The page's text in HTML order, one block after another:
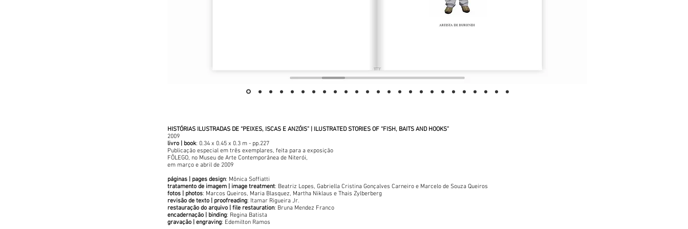
HISTÓRIAS ILUSTRADAS DE “PEIXES, ISCAS E ANZÓIS” | ILUSTRATED STORIES OF “FISH, BAITS AND HOOKS”
2009
livro | book: 0.34 x 0.45 x 0.3 m - pp.227
Publicação especial em três exemplares, feita para a exposição
FÔLEGO, no Museu de Arte Contemporânea de Niterói,
em março e abril de 2009
páginas | pages design: Mônica Soffiatti
tratamento de imagem | image treatment: Beatriz Lopes, Gabriella Cristina Gonçalves Carneiro e Marcelo de Souza Queiros
fotos | photos: Marcos Queiros, Maria Blasquez, Martha Niklaus e Thais Zylberberg
revisão de texto | proofreading: Itamar Rigueira Jr.
restauração do arquivo | file restauration: Bruna Mendez Franco
encadernação | binding: Regina Batista
gravação | engraving: Edemilton Ramos